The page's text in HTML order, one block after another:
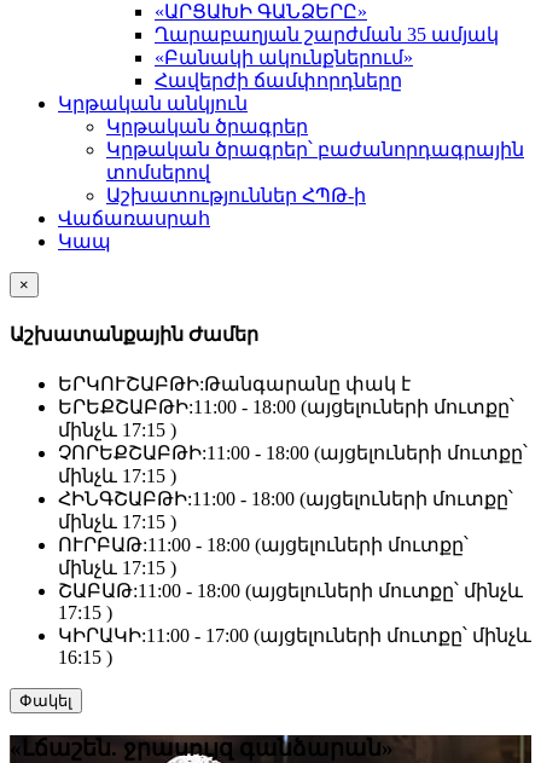
«ԱՐՑԱԽԻ ԳԱՆՁԵՐԸ»
Ղարաբաղյան շարժման 35 ամյակ
«Բանակի ակունքներում»
Հավերժի ճամփորդները
Կրթական անկյուն
Կրթական ծրագրեր
Կրթական ծրագրեր՝ բաժանորդագրային
տոմսերով
Աշխատություններ ՀՊԹ-ի
Վաճառասրահ
Կապ
×
Աշխատանքային Ժամեր
ԵՐԿՈՒՇԱԲԹԻ:Թանգարանը փակ է
ԵՐԵՔՇԱԲԹԻ:11:00 - 18:00 (այցելուների մուտքը՝
մինչև 17:15 )
ՉՈՐԵՔՇԱԲԹԻ:11:00 - 18:00 (այցելուների մուտքը՝
մինչև 17:15 )
ՀԻՆԳՇԱԲԹԻ:11:00 - 18:00 (այցելուների մուտքը՝
մինչև 17:15 )
ՈՒՐԲԱԹ:11:00 - 18:00 (այցելուների մուտքը՝
մինչև 17:15 )
ՇԱԲԱԹ:11:00 - 18:00 (այցելուների մուտքը՝ մինչև
17:15 )
ԿԻՐԱԿԻ:11:00 - 17:00 (այցելուների մուտքը՝ մինչև
16:15 )
Փակել
«Լճաշեն. ջրասույզ գանձարան»